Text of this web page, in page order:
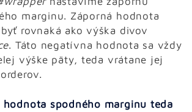
marginu. Záporná hodnota
rovnaká ako výška divov
. Táto negatívna hodnota sa vždy
výške päty, teda vrátane jej
hodnota spodného marginu teda